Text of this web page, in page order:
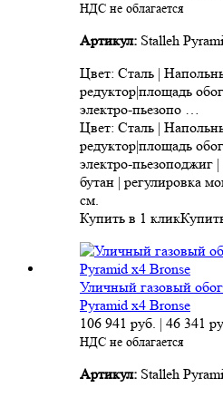
НДС не облагается
Артикул: Stalleh
Цвет: Сталь |
редуктор|площадь
электро-пьезопо …
Цвет: Сталь |
редуктор|площадь
электро-пьезоподжиг
бутан | регулировка
см.
Купить в 1 клик
Уличный газовый
Pyramid x4 Bronse
106 941 руб. | 46 341
НДС не облагается
Артикул: Stalleh